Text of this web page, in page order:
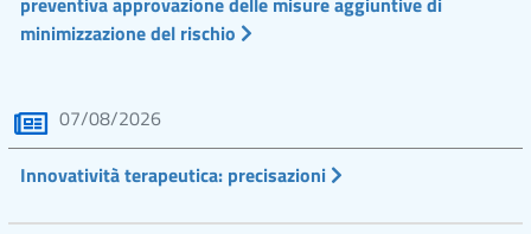
minimizzazione del rischio
07/08/2026
Innovatività terapeutica: precisazioni